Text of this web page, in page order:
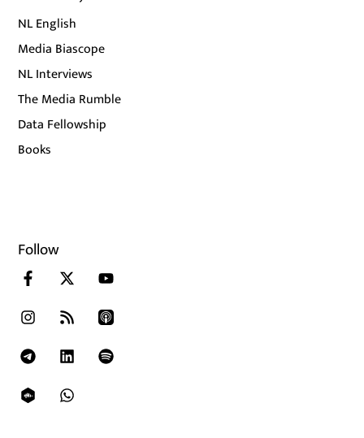
NL English
Media Biascope
NL Interviews
The Media Rumble
Data Fellowship
Books
Follow